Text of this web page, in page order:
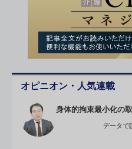
オピニオン・人気連載
身体的拘束最小化の
データで